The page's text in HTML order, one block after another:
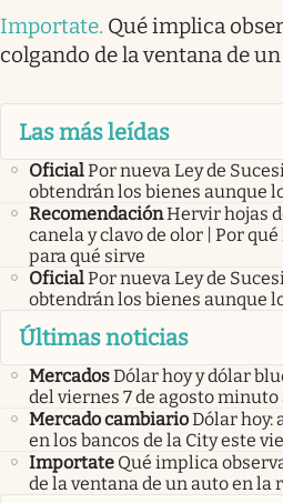
Importate. Qué implica
colgando de la ventana de
Las más leídas
OficialPor nueva Ley de
obtendrán los bienes aunque
RecomendaciónHervir hojas
canela y clavo de olor | Por
para qué sirve
OficialPor nueva Ley de
obtendrán los bienes aunque
Últimas noticias
MercadosDólar hoy y dólar
del viernes 7 de agosto
Mercado cambiarioDólar hoy:
en los bancos de la City este
Importate Qué implica
de la ventana de un auto en la